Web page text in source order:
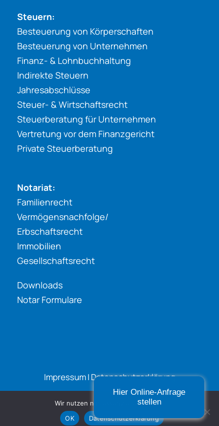
Steuern:
Besteuerung von Körperschaften
Besteuerung von Unternehmen
Finanz- & Lohnbuchhaltung
Indirekte Steuern
Jahresabschlüsse
Steuer- & Wirtschaftsrecht
Steuerberatung für Unternehmen
Vertretung vor dem Finanzgericht
Private Steuerberatung
Notariat:
Familienrecht
Vermögensnachfolge/
Erbschaftsrecht
Immobilien
Gesellschaftsrecht
Downloads
Notar Formulare
Impressum| Datenschutzerklärung
Wir nutzen nur essenzielle Cookies.
OK
Datenschutzerklärung
Hier Online-Anfrage
stellen